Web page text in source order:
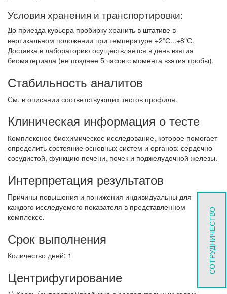
Условия хранения и транспортировки:
До приезда курьера пробирку хранить в штативе в
вертикальном положении при температуре +2ºС...+8ºС.
Доставка в лабораторию осуществляется в день взятия
биоматериала (не позднее 5 часов с момента взятия пробы).
Стабильность аналитов
См. в описании соответствующих тестов профиля.
Клиническая информация о тесте
Комплексное биохимическое исследование, которое помогает
определить состояние основных систем и органов: сердечно-
сосудистой, функцию печени, почек и поджелудочной железы.
Интерпретация результатов
Причины повышения и понижения индивидуальны для
каждого исследуемого показателя в представленном
комплексе.
Срок выполнения
Количество дней: 1
Центрифугирование
СОТРУДНИЧЕСТВО